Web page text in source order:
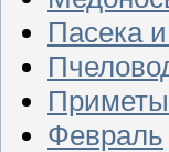
Пасека
Февраль